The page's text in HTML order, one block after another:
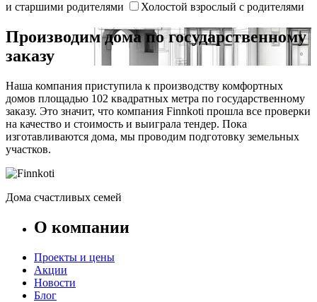
и старшими родителями
Холостой взрослый с родителями
Производим дома по государственному
заказу
Наша компания приступила к производству комфортных
домов площадью 102 квадратных метра по государственному
заказу. Это значит, что компания Finnkoti прошла все проверки
на качество и стоимость и выиграла тендер. Пока
изготавливаются дома, мы проводим подготовку земельных
участков.
Дома счастливых семей
О компании
Проекты и цены
Акции
Новости
Блог